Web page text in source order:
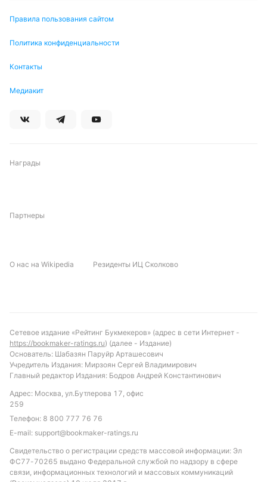
Правила пользования сайтом
Политика конфиденциальности
Контакты
Медиакит
Награды
Партнеры
О нас на Wikipedia Резиденты ИЦ Сколково
Сетевое издание «Рейтинг Букмекеров» (адрес в сети Интернет -
https://bookmaker-ratings.ru) (далее - Издание)
Основатель: Шабазян Паруйр Арташесович
Учредитель Издания: Мирзоян Сергей Владимирович
Главный редактор Издания: Бодров Андрей Константинович
Адрес: Москва, ул.Бутлерова 17, офис
259
Телефон: 8 800 777 76 76
E-mail: support@bookmaker-ratings.ru
Свидетельство о регистрации средств массовой информации: Эл
ФС77-70265 выдано Федеральной службой по надзору в сфере
связи, информационных технологий и массовых коммуникаций